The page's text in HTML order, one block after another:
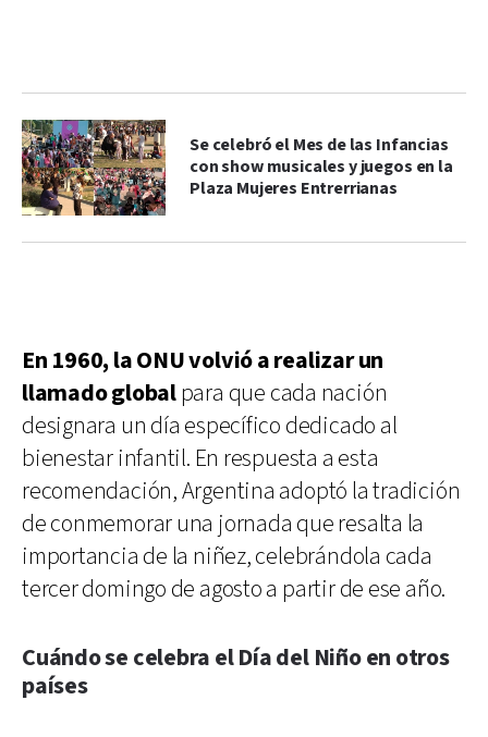
Se celebró el Mes de las Infancias
con show musicales y juegos en la
Plaza Mujeres Entrerrianas
En 1960, la ONU volvió a realizar un
llamado globalpara que cada nación
designara un día específico dedicado al
bienestar infantil. En respuesta a esta
recomendación, Argentina adoptó la tradición
de conmemorar una jornada que resalta la
importancia de la niñez, celebrándola cada
tercer domingo de agosto a partir de ese año.
Cuándo se celebra el Día del Niño en otros
países